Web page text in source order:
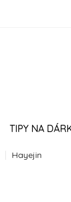
TIPY NA
PORADNA
Hayejin